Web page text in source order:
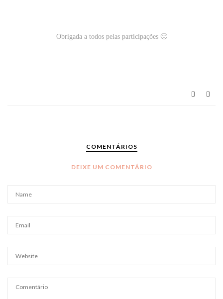
Obrigada a todos pelas participações 🙂
COMENTÁRIOS
DEIXE UM COMENTÁRIO